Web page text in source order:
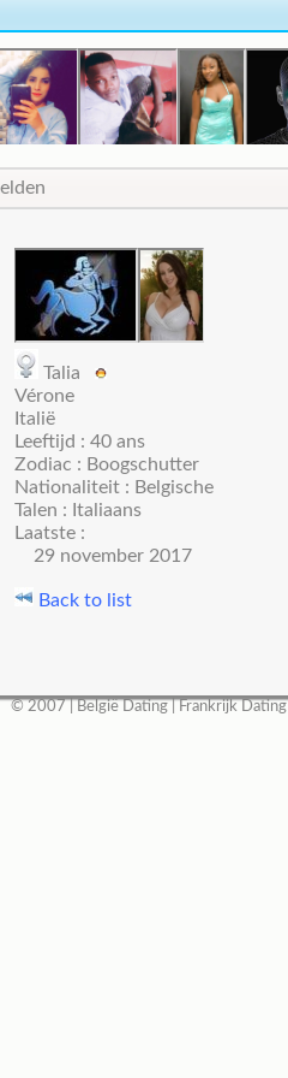
Talia
Vérone
Italië
Leeftijd : 40 ans
Zodiac : Boogschutter
Nationaliteit : Belgische
Talen : Italiaans
Laatste :
29 november 2017
Back to list
© 2007 | België Dating Frankrijk Dating